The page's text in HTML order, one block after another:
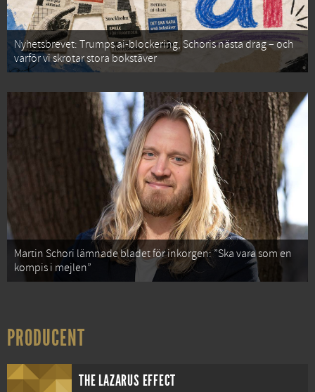
Nyhetsbrevet: Trumps ai-blockering, Schoris nästa drag – och
varför vi skrotar stora bokstäver
Martin Schori lämnade bladet för inkorgen: ”Ska vara som en
kompis i mejlen”
PRODUCENT
THE LAZARUS EFFECT